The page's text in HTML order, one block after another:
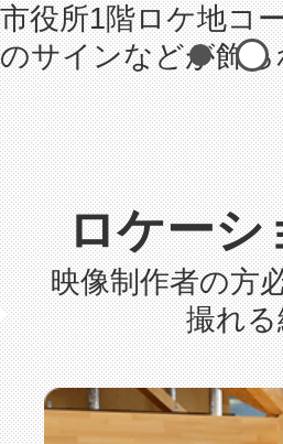
市役所1階ロケ地コ
のサインなどが飾
ロケーシ
映像制作者の方
撮れ